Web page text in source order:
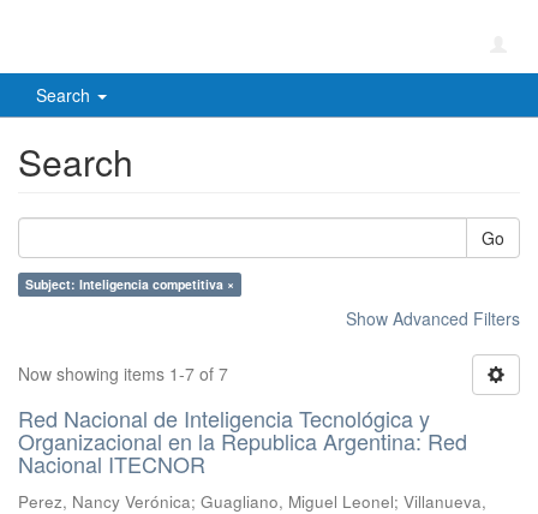
Search
Search
Go
Subject: Inteligencia competitiva ×
Show Advanced Filters
Now showing items 1-7 of 7
Red Nacional de Inteligencia Tecnológica y
Organizacional en la Republica Argentina: Red
Nacional ITECNOR
Perez, Nancy Verónica; Guagliano, Miguel Leonel; Villanueva,